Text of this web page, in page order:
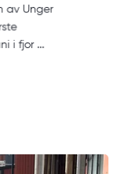
av Unger
i fjor ...